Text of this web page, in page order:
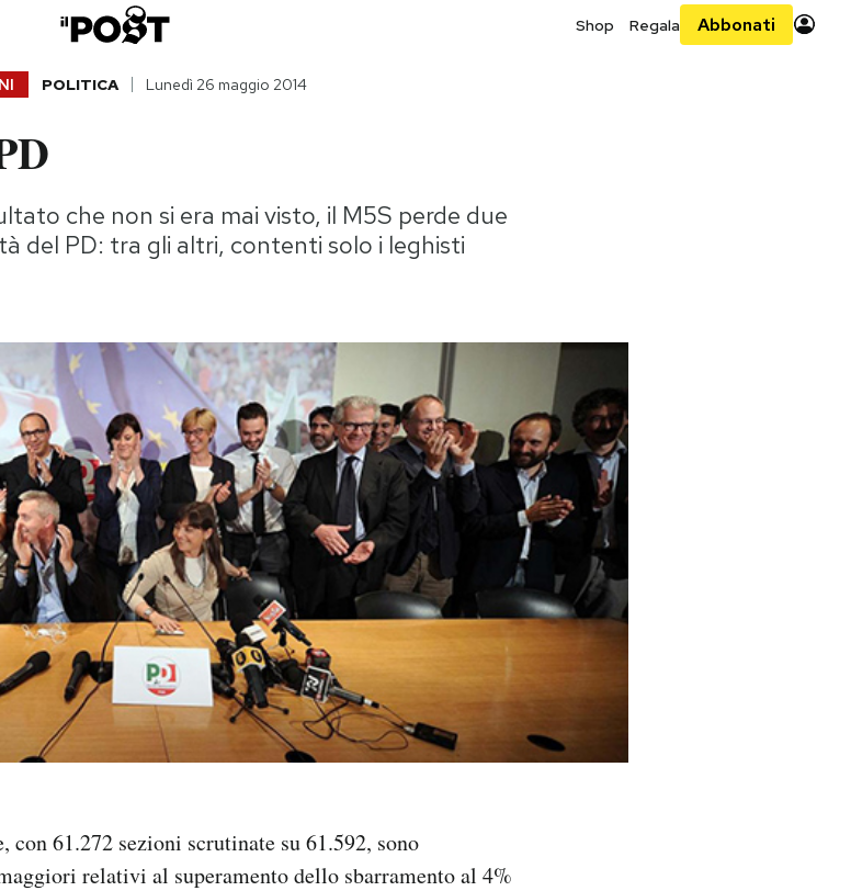
Shop Regala Abbonati
POLITICA Lunedì 26 maggio 2014
che non si era mai visto, il M5S perde due
del PD: tra gli altri, contenti solo i leghisti
61.272 sezioni scrutinate su 61.592, sono
relativi al superamento dello sbarramento al 4%